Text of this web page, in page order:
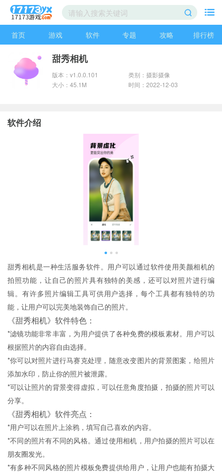
首页 游戏 软件 专题 攻略 排行榜
甜秀相机
版本：v1.0.0.101
类别：摄影摄像
大小：45.1M
时间：2022-12-03
软件介绍
甜秀相机是一种生活服务软件。用户可以通过软件使用美颜相机的
拍照功能，让自己的照片具有独特的美感，还可以对照片进行编
辑。有许多照片编辑工具可供用户选择，每个工具都有独特的功
能，让用户可以完美地装饰自己的照片。
《甜秀相机》软件特色：
*滤镜功能非常丰富，为用户提供了各种免费的模板素材。用户可以
根据照片的内容自由选择。
*你可以对照片进行马赛克处理，随意改变图片的背景图案，给照片
添加水印，防止你的照片被泄露。
*可以让照片的背景变得虚拟，可以任意角度拍摄，拍摄的照片可以
分享。
《甜秀相机》软件亮点：
*用户可以在照片上涂鸦，填写自己喜欢的内容。
*不同的照片有不同的风格。通过使用相机，用户拍摄的照片可以在
朋友圈发光。
*有多种不同风格的照片模板免费提供给用户，让用户也能有拍摄大